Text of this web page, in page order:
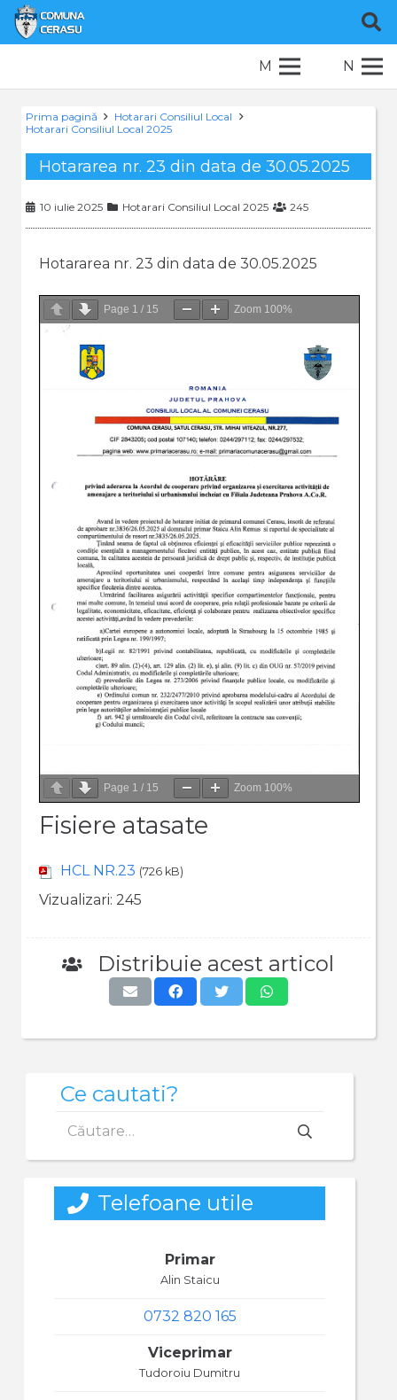
M N
Prima pagină
Hotarari Consiliul Local
Hotarari Consiliul Local 2025
Hotararea nr. 23 din data de 30.05.2025
10 iulie 2025 Hotarari Consiliul Local 2025 245
Hotararea nr. 23 din data de 30.05.2025
Page 1 / 15 Zoom 100%
Page 1 / 15 Zoom 100%
Fisiere atasate
HCL NR.23 (726 kB)
Vizualizari: 245
Distribuie acest articol
Ce cautati?
după:
Telefoane utile
Primar
Alin Staicu
0732 820 165
Viceprimar
Tudoroiu Dumitru